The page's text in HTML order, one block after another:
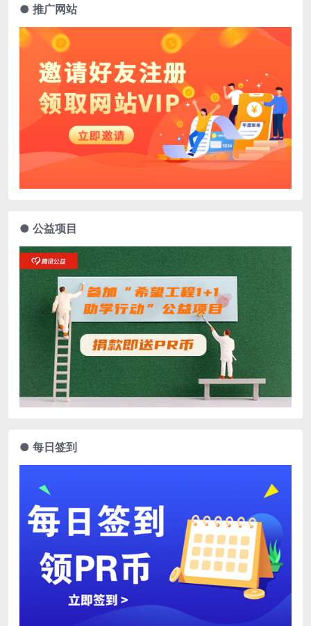
● 推广网站
● 公益项目
● 每日签到